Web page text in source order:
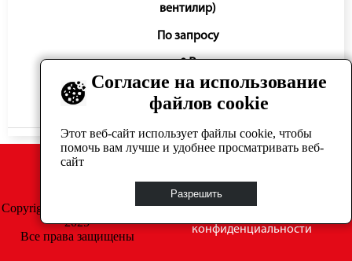
вентилир)
По запросу
0 ₽
Нет в наличии
Согласие на использование
файлов cookie
Этот веб-сайт использует файлы cookie, чтобы
помочь вам лучше и удобнее просматривать веб-
сайт
Разрешить
Copyright © GrosAuto 2019 -
2025
Все права защищены
конфиденциальности